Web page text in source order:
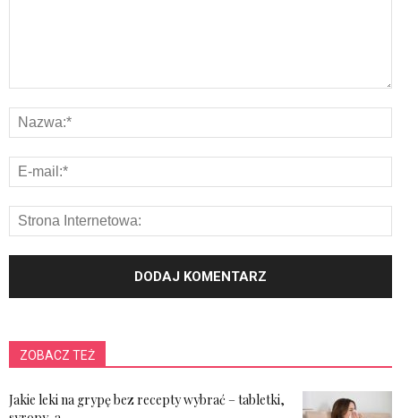
ZOBACZ TEŻ
Jakie leki na grypę bez recepty wybrać – tabletki,